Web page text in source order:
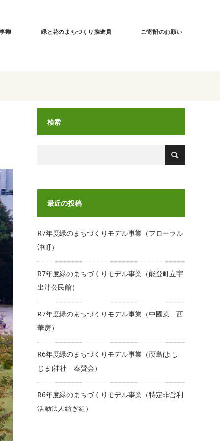
業 緑と花のまちづくり推進員 ご寄附のお願い
検索
最近の投稿
R7年度緑のまちづくりモデル事業（フローラル
沖町）
R7年度緑のまちづくりモデル事業（能登町立宇
出津公民館）
R7年度緑のまちづくりモデル事業（中國菜 西
華房）
R6年度緑のまちづくりモデル事業（葭島(よし
じま)神社 奉賛会）
R6年度緑のまちづくりモデル事業（特定非営利
活動法人紡ぎ組）